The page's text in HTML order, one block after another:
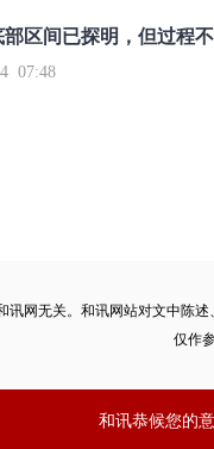
部区间已探明，但过程
07:48
讯网无关。和讯网站对文中陈
仅作
和讯恭候您的